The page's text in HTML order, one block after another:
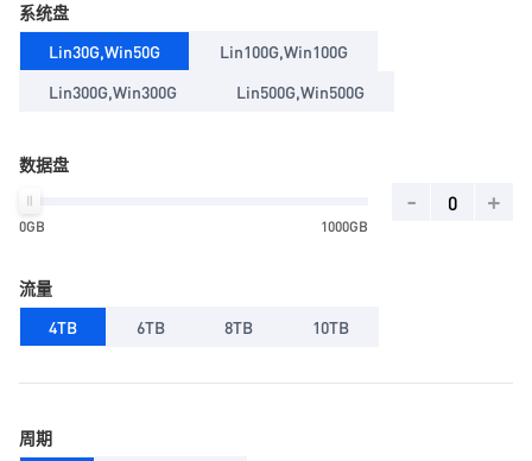
系统盘
Lin30G,Win50G
Lin100G,Win100G
Lin300G,Win300G
Lin500G,Win500G
数据盘
0GB 1000GB
- +
流量
4TB
6TB 8TB 10TB
周期